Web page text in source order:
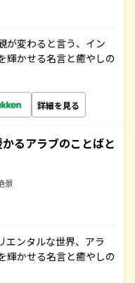
が変わると言う、イン
輝かせる名言と癒やしの
詳細を見る
るアラブのことばと
景
エンタルな世界、アラ
輝かせる名言と癒やしの